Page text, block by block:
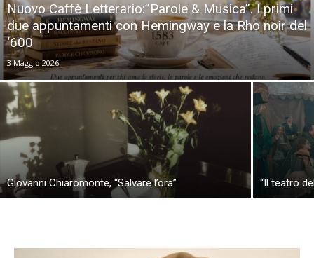
Nuovo Caffè Letterario:”Parole & Musica”. I primi
due appuntamenti con Hemingway e la Rho noir del
‘600
3 Maggio 2026
Giovanni Chiaromonte, “Salvare l’ora” “Il teatro